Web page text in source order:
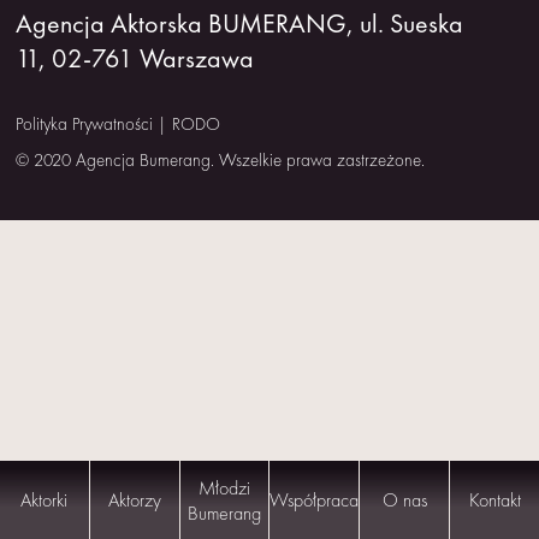
NAS
Aktorki Aktorzy
Młodzi
Bumerang Współpraca O nas Kontakt
Agencja Aktorska BUMERANG, ul. Sueska
11, 02-761 Warszawa
Polityka Prywatności | RODO
© 2020 Agencja Bumerang. Wszelkie prawa zastrzeżone.